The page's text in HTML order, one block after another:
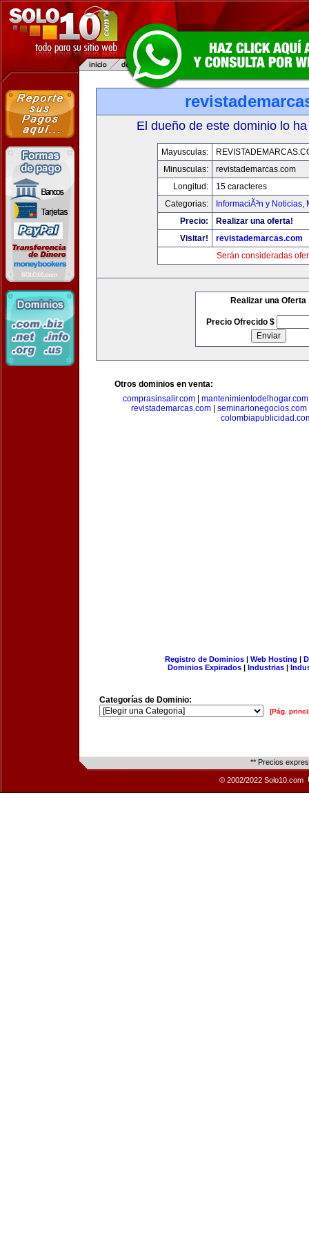
El dueño de este dominio lo
Mayusculas:
Minusculas:
revistademarcas.com
Longitud:
15 caracteres
Categorias:
InformaciÃ³n y Noticias,
Precio:
Realizar una oferta!
Visitar!
revistademarcas.com
Serán consideradas
Realizar una Oferta
Precio Ofrecido $
Otros dominios en venta:
comprasinsalir.com
mantenimientodelhogar.com
revistademarcas.com
seminarionegocios.com
Registro de Dominios| Web Hosting |
Dominios Expirados | Industrias |
Categorías de Dominio:
[Pág.
** Precios
© 2002/2022 Solo10.com